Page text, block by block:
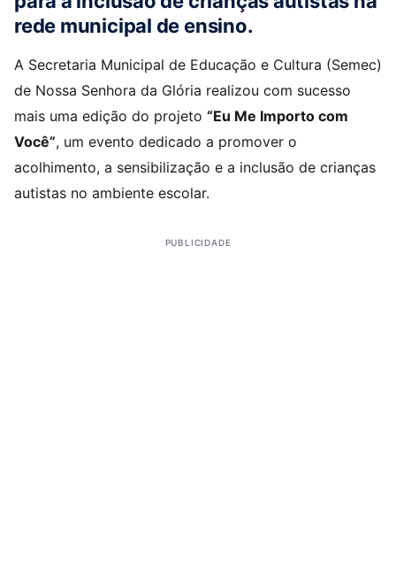
rede municipal de ensino.
A Secretaria Municipal de Educação e Cultura (Semec)
de Nossa Senhora da Glória realizou com sucesso
mais uma edição do projeto “Eu Me Importo com
Você”, um evento dedicado a promover o
acolhimento, a sensibilização e a inclusão de crianças
autistas no ambiente escolar.
PUBLICIDADE